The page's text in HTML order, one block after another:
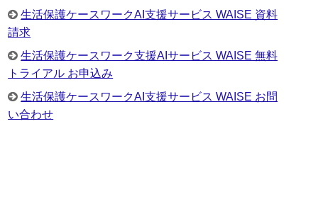
生活保護ケースワークAI支援サービス WAISE 資料
請求
生活保護ケースワーク支援AIサービス WAISE 無料
トライアル お申込み
生活保護ケースワークAI支援サービス WAISE お問
い合わせ